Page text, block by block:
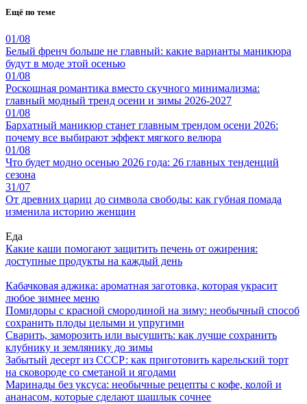
Ещё по теме
01/08
Белый френч больше не главный: какие варианты маникюра
будут в моде этой осенью
01/08
Роскошная романтика вместо скучного минимализма:
главный модный тренд осени и зимы 2026-2027
01/08
Бархатный маникюр станет главным трендом осени 2026:
почему все выбирают эффект мягкого велюра
01/08
Что будет модно осенью 2026 года: 26 главных тенденций
сезона
31/07
От древних цариц до символа свободы: как губная помада
изменила историю женщин
Еда
Какие каши помогают защитить печень от ожирения:
доступные продукты на каждый день
Кабачковая аджика: ароматная заготовка, которая украсит
любое зимнее меню
Помидоры с красной смородиной на зиму: необычный способ
сохранить плоды целыми и упругими
Сварить, заморозить или высушить: как лучше сохранить
клубнику и землянику до зимы
Забытый десерт из СССР: как приготовить карельский торт
на сковороде со сметаной и ягодами
Маринады без уксуса: необычные рецепты с кофе, колой и
ананасом, которые сделают шашлык сочнее